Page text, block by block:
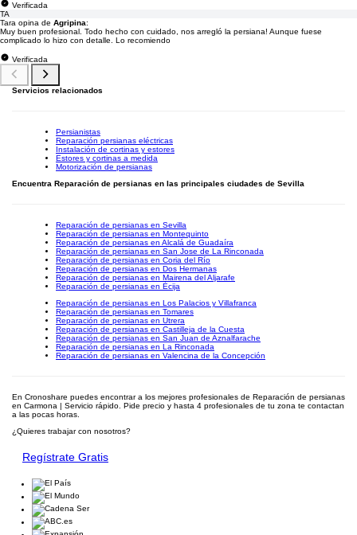
Verificada
TA
Tara opina de Agripina:
Muy buen profesional. Todo hecho con cuidado, nos arregló la persiana! Aunque fuese
complicado lo hizo con detalle. Lo recomiendo
Verificada
Servicios relacionados
Persianistas
Reparación persianas eléctricas
Instalación de cortinas y estores
Estores y cortinas a medida
Motorización de persianas
Encuentra Reparación de persianas en las principales ciudades de Sevilla
Reparación de persianas en Sevilla
Reparación de persianas en Montequinto
Reparación de persianas en Alcalá de Guadaíra
Reparación de persianas en San Jose de La Rinconada
Reparación de persianas en Coria del Río
Reparación de persianas en Dos Hermanas
Reparación de persianas en Mairena del Aljarafe
Reparación de persianas en Écija
Reparación de persianas en Los Palacios y Villafranca
Reparación de persianas en Tomares
Reparación de persianas en Utrera
Reparación de persianas en Castilleja de la Cuesta
Reparación de persianas en San Juan de Aznalfarache
Reparación de persianas en La Rinconada
Reparación de persianas en Valencina de la Concepción
En Cronoshare puedes encontrar a los mejores profesionales de Reparación de persianas
en Carmona | Servicio rápido. Pide precio y hasta 4 profesionales de tu zona te contactan
a las pocas horas.
¿Quieres trabajar con nosotros?
Regístrate Gratis